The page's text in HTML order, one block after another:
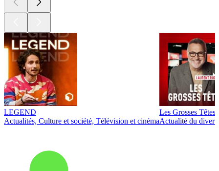
LEGEND
Actualités, Culture et société, Télévision et cinéma
Les Grosses Têtes
Actualité du